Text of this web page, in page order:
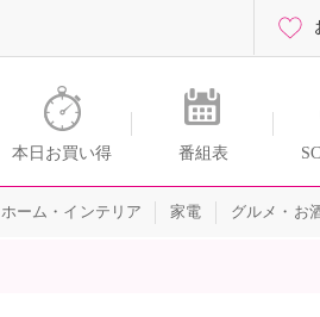
本日お買い得 番組表
ホーム・インテリア 家電 グルメ・お